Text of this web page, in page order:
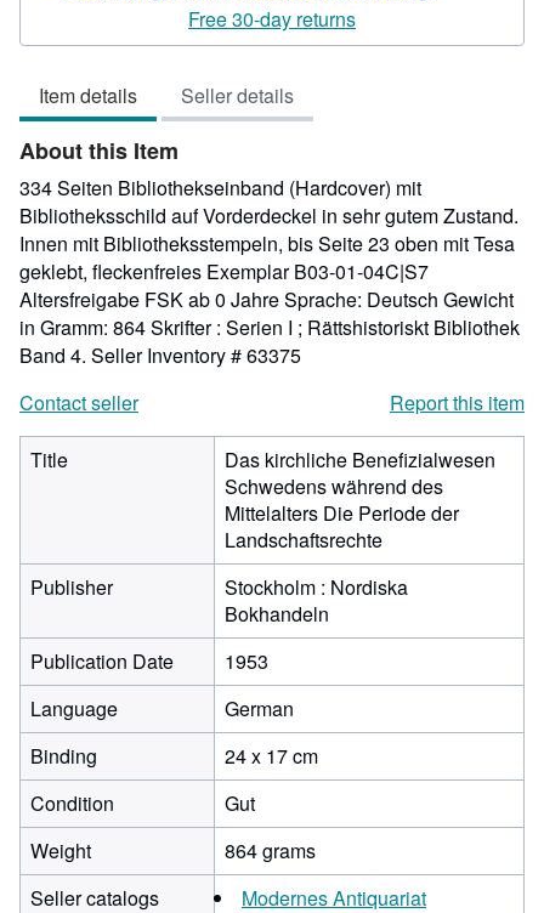
out
5
stars
Free 30-day returns
Item details Seller details
About this Item
334 Seiten Bibliothekseinband (Hardcover) mit
Bibliotheksschild auf Vorderdeckel in sehr gutem Zustand.
Innen mit Bibliotheksstempeln, bis Seite 23 oben mit Tesa
geklebt, fleckenfreies Exemplar B03-01-04C|S7
Altersfreigabe FSK ab 0 Jahre Sprache: Deutsch Gewicht
in Gramm: 864 Skrifter : Serien I ; Rättshistoriskt Bibliothek
Band 4. Seller Inventory # 63375
Contact seller
Report this item
Title
Das kirchliche Benefizialwesen
Schwedens während des
Mittelalters Die Periode der
Landschaftsrechte
Publisher
Stockholm : Nordiska
Bokhandeln
Publication Date
1953
Language
German
Binding
24 x 17 cm
Condition
Gut
Weight
864 grams
Seller catalogs
Modernes Antiquariat